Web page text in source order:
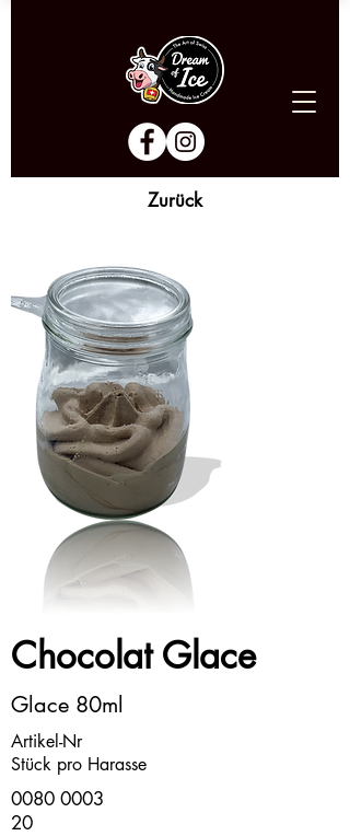
Zurück
Chocolat Glace
Glace 80ml
Artikel-Nr
Stück pro Harasse
0080 0003
20